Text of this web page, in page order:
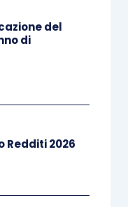
del
essere utilizzato
presentata
il servizio
del
di
Redditi 2026